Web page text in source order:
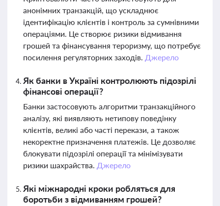
анонімних транзакцій, що ускладнює
ідентифікацію клієнтів і контроль за сумнівними
операціями. Це створює ризики відмивання
грошей та фінансування тероризму, що потребує
посилення регуляторних заходів. Джерело
Як банки в Україні контролюють підозрілі
фінансові операції?
Банки застосовують алгоритми транзакційного
аналізу, які виявляють нетипову поведінку
клієнтів, великі або часті перекази, а також
некоректне призначення платежів. Це дозволяє
блокувати підозрілі операції та мінімізувати
ризики шахрайства. Джерело
Які міжнародні кроки робляться для
боротьби з відмиванням грошей?